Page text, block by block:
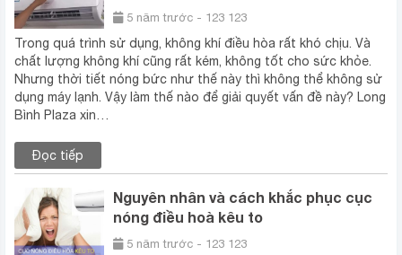
5 năm trước - 123 123
Trong quá trình sử dụng, không khí điều hòa rất khó chịu. Và
chất lượng không khí cũng rất kém, không tốt cho sức khỏe.
Nhưng thời tiết nóng bức như thế này thì không thể không sử
dụng máy lạnh. Vậy làm thế nào để giải quyết vấn đề này? Long
Bình Plaza xin…
Đọc tiếp
Nguyên nhân và cách khắc phục cục
nóng điều hoà kêu to
5 năm trước - 123 123